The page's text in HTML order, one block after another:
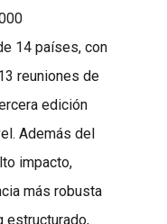
14 países, con
reuniones de
edición
Además del
impacto,
más robusta
estructurado,